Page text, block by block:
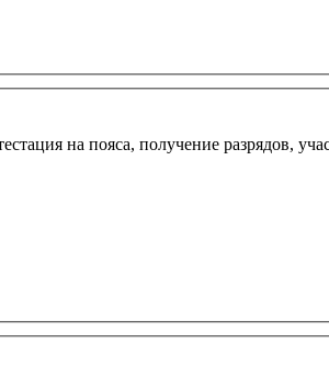
на пояса, получение разрядов,